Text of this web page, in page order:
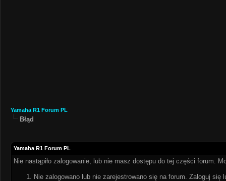
Yamaha R1 Forum PL
Błąd
Yamaha R1 Forum PL
Nie nastąpiło zalogowanie, lub nie masz dostępu do tej części forum.
Nie zalogowano lub nie zarejestrowano się na forum. Zaloguj się